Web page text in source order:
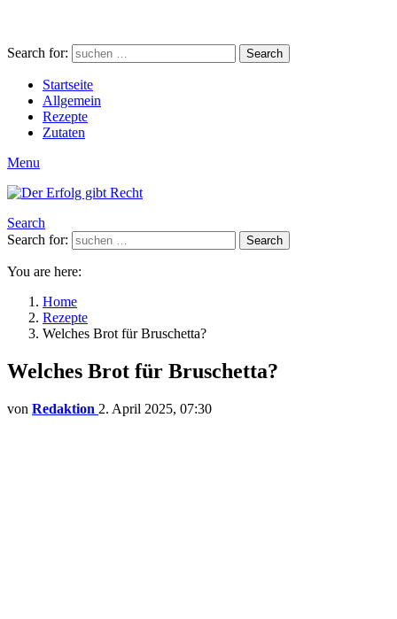
Search for: Search
Startseite
Allgemein
Rezepte
Zutaten
Menu
Search
Search for:
Search
You are here:
Home
Rezepte
Welches Brot für Bruschetta?
Welches Brot für Bruschetta?
von Redaktion 2. April 2025, 07:30